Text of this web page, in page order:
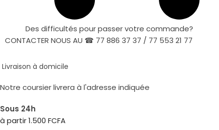
Des difficultés pour passer votre commande?
CONTACTER NOUS AU ☎ 77 886 37 37 / 77 553 21 77
Livraison à domicile
Notre coursier livrera à l'adresse indiquée
Sous 24h
à partir 1.500 FCFA